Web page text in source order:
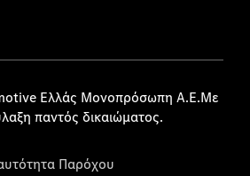
Ελλάς Μονοπρόσωπη Α.Ε.Με
παντός δικαιώματος.
Παρόχου